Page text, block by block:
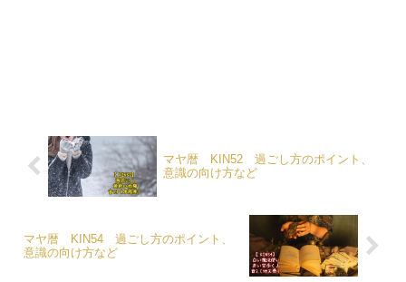
マヤ暦 KIN52 過ごし方のポイント、
意識の向け方など
マヤ暦 KIN54 過ごし方のポイント、
意識の向け方など